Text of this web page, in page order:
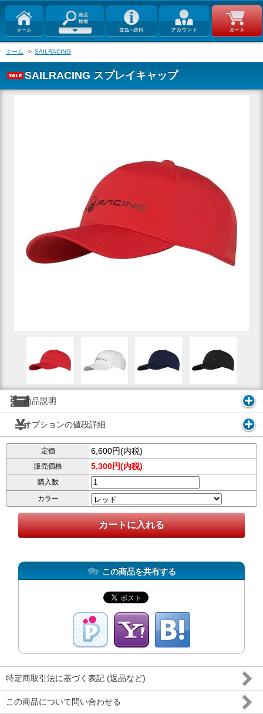
ホーム > SAILRACING
SAILRACING スプレイキャップ
商品説明
オプションの値段詳細
定価 6,600円(内税)
販売価格 5,300円(内税)
購入数
カラー
この商品を共有する
特定商取引法に基づく表記 (返品など)
この商品について問い合わせる